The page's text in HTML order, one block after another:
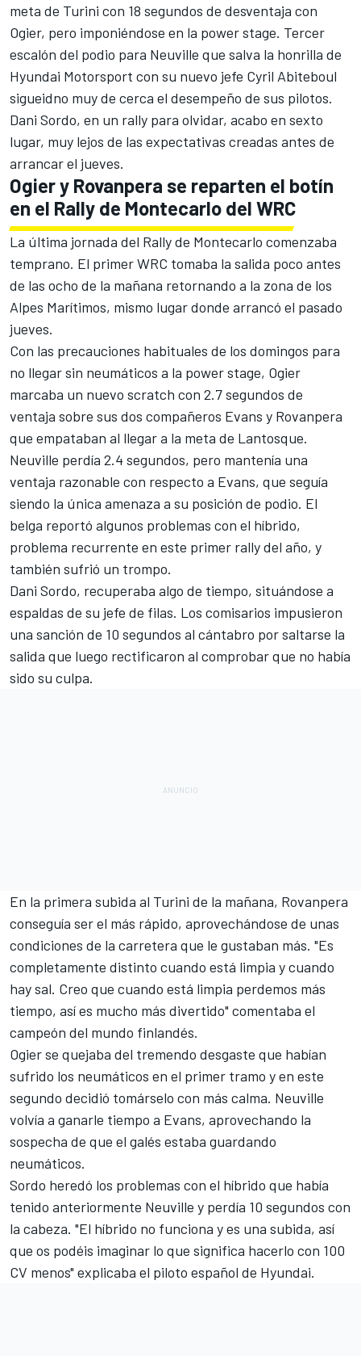
meta de Turini con 18 segundos de desventaja con
Ogier, pero imponiéndose en la power stage. Tercer
escalón del podio para Neuville que salva la honrilla de
Hyundai Motorsport con su nuevo jefe Cyril Abiteboul
sigueidno muy de cerca el desempeño de sus pilotos.
Dani Sordo, en un rally para olvidar, acabo en sexto
lugar, muy lejos de las expectativas creadas antes de
arrancar el jueves.
Ogier y Rovanpera se reparten el botín
en el Rally de Montecarlo del WRC
La última jornada del Rally de Montecarlo comenzaba
temprano. El primerWRC tomaba la salida poco antes
de las ocho de la mañana retornando a la zona de los
Alpes Marítimos, mismo lugar donde arrancó el pasado
jueves.
Con las precauciones habituales de los domingos para
no llegar sin neumáticos a la power stage, Ogier
marcaba un nuevo scratch con 2.7 segundos de
ventaja sobre sus dos compañeros Evans y Rovanpera
que empataban al llegar a la meta de Lantosque.
Neuville perdía 2.4 segundos, pero mantenía una
ventaja razonable con respecto a Evans, que seguía
siendo la única amenaza a su posición de podio. El
belga reportó algunos problemas con el híbrido,
problema recurrente en este primer rally del año, y
también sufrió un trompo.
Dani Sordo, recuperaba algo de tiempo, situándose a
espaldas de su jefe de filas. Los comisarios impusieron
una sanción de 10 segundos al cántabro por saltarse la
salida que luego rectificaron al comprobar que no había
sido su culpa.
En la primera subida al Turini de la mañana, Rovanpera
conseguía ser el más rápido, aprovechándose de unas
condiciones de la carretera que le gustaban más. "Es
completamente distinto cuando está limpia y cuando
hay sal. Creo que cuando está limpia perdemos más
tiempo, así es mucho más divertido" comentaba el
campeón del mundo finlandés.
Ogier se quejaba del tremendo desgaste que habían
sufrido los neumáticos en el primer tramo y en este
segundo decidió tomárselo con más calma. Neuville
volvía a ganarle tiempo a Evans, aprovechando la
sospecha de que el galés estaba guardando
neumáticos.
Sordo heredó los problemas con el híbrido que había
tenido anteriormente Neuville y perdía 10 segundos con
la cabeza. "El híbrido no funciona y es una subida, así
que os podéis imaginar lo que significa hacerlo con 100
CV menos" explicaba el piloto español de Hyundai.